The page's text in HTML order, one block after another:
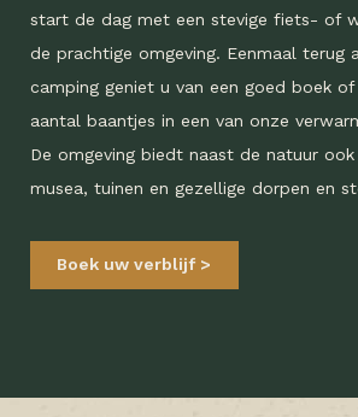
start de dag met een stevige fiets- of
de prachtige omgeving. Eenmaal terug
camping geniet u van een goed boek
aantal baantjes in een van onze
De omgeving biedt naast de natuur
musea, tuinen en gezellige dorpen en
Boek uw verblijf